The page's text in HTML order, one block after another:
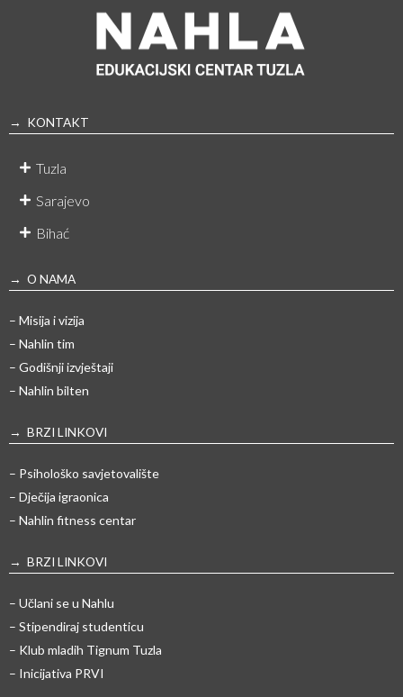
→ KONTAKT
Tuzla
Sarajevo
Bihać
→ O NAMA
– Misija i vizija
– Nahlin tim
– Godišnji izvještaji
– Nahlin bilten
→ BRZI LINKOVI
– Psihološko savjetovalište
– Dječija igraonica
– Nahlin fitness centar
→ BRZI LINKOVI
– Učlani se u Nahlu
– Stipendiraj studenticu
– Klub mladih Tignum Tuzla
– Inicijativa PRVI